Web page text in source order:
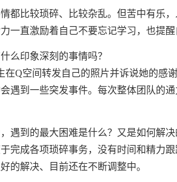
都比较琐碎、比较杂乱。但苦中有乐
一直激励着自己不要忘记学习，也提醒
么印象深刻的事情吗？
在Q空间转发自己的照片并诉说她的感
遇到一些突发事件。每次整体团队的
遇到的最大困难是什么？又是如何解决
完成各项琐碎事务，没有时间和精力
的解决、目前还在不断调整中。